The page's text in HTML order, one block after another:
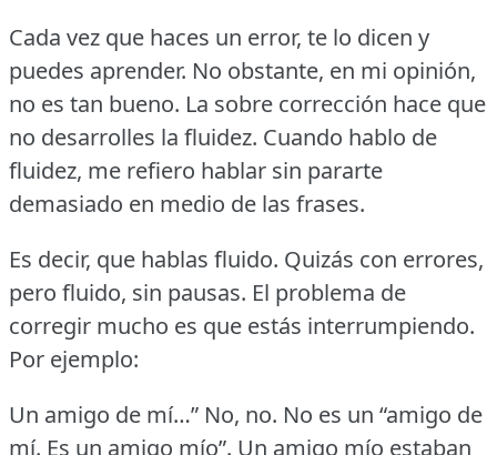
Cada vez que haces un error, te lo dicen y
puedes aprender. No obstante, en mi opinión,
no es tan bueno. La sobre corrección hace que
no desarrolles la fluidez. Cuando hablo de
fluidez, me refiero hablar sin pararte
demasiado en medio de las frases.
Es decir, que hablas fluido. Quizás con errores,
pero fluido, sin pausas. El problema de
corregir mucho es que estás interrumpiendo.
Por ejemplo:
Un amigo de mí…” No, no. No es un “amigo de
mí. Es un amigo mío”. Un amigo mío estaban